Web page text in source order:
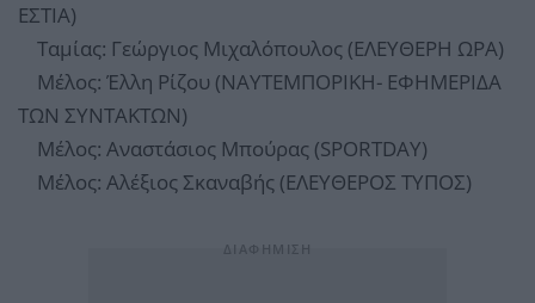
ΕΣΤΙΑ)
Ταμίας: Γεώργιος Μιχαλόπουλος (ΕΛΕΥΘΕΡΗ ΩΡΑ)
Μέλος: Έλλη Ρίζου (ΝΑΥΤΕΜΠΟΡΙΚΗ- ΕΦΗΜΕΡΙΔΑ
ΤΩΝ ΣΥΝΤΑΚΤΩΝ)
Μέλος: Αναστάσιος Μπούρας (SPORTDAY)
Μέλος: Αλέξιος Σκαναβής (ΕΛΕΥΘΕΡΟΣ ΤΥΠΟΣ)